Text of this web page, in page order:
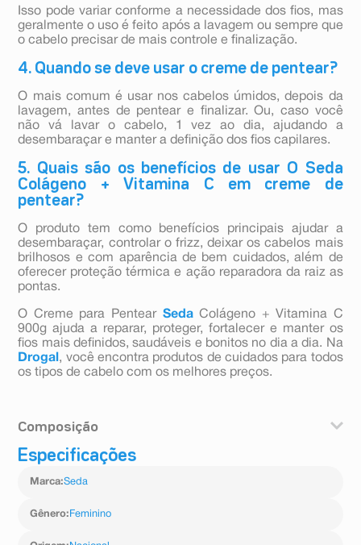
Isso pode variar conforme a necessidade dos fios, mas
geralmente o uso é feito após a lavagem ou sempre que
o cabelo precisar de mais controle e finalização.
4. Quando se deve usar o creme de pentear?
O mais comum é usar nos cabelos úmidos, depois da
lavagem, antes de pentear e finalizar. Ou, caso você
não vá lavar o cabelo, 1 vez ao dia, ajudando a
desembaraçar e manter a definição dos fios capilares.
5. Quais são os benefícios de usar O Seda
Colágeno + Vitamina C em creme de
pentear?
O produto tem como benefícios principais ajudar a
desembaraçar, controlar o frizz, deixar os cabelos mais
brilhosos e com aparência de bem cuidados, além de
oferecer proteção térmica e ação reparadora da raiz as
pontas.
O Creme para Pentear Seda Colágeno + Vitamina C
900g ajuda a reparar, proteger, fortalecer e manter os
fios mais definidos, saudáveis e bonitos no dia a dia. Na
Drogal , você encontra produtos de cuidados para todos
os tipos de cabelo com os melhores preços.
Composição
aqua, paraffinum liquidum, cetearyl alcohol, glycerin,
polyquaternium crosspolymer-3, methylparaben, dmdm
sodium ascorbyl phosphate, hydrolyzed collagen,
benzyl salicylate, citronellol, coumarin, geraniol, hexyl
Especificações
Marca:Seda
Gênero: Feminino